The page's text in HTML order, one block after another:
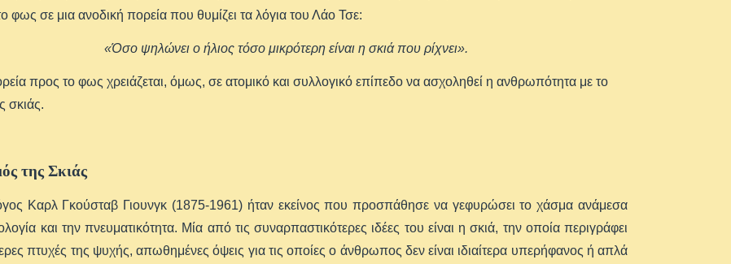
φως σε μια ανοδική πορεία που θυμίζει τα λόγια του Λάο Τσε:
«Όσο ψηλώνει ο ήλιος τόσο μικρότερη είναι η σκιά που ρίχνει».
προς το φως χρειάζεται, όμως, σε ατομικό και συλλογικό επίπεδο να ασχοληθεί η ανθρωπότητα με το
σκιάς.
της Σκιάς
Καρλ Γκούσταβ Γιουνγκ (1875-1961) ήταν εκείνος που προσπάθησε να γεφυρώσει το χάσμα ανάμεσα
και την πνευματικότητα. Μία από τις συναρπαστικότερες ιδέες του είναι η σκιά, την οποία περιγράφει
πτυχές της ψυχής, απωθημένες όψεις για τις οποίες ο άνθρωπος δεν είναι ιδιαίτερα υπερήφανος ή απλά